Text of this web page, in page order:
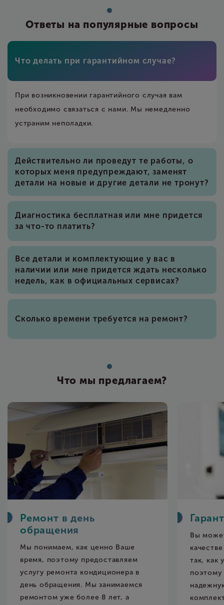
Ответы на популярные вопросы
Что делать при гарантийном случае?
При возникновении гарантийного случая вам
необходимо связаться с нами. Мы немедленно
устраним неполадки.
Действительно ли проведут те работы, о
которых меня предупреждают, заменят
детали на новые и другие детали не тронут?
Диагностика бесплатная или мне придется
за что-то платить?
Все детали и комплектующие у вас в
наличии или мне придется ждать несколько
недель, как в официальных сервисах?
Сколько времени требуется на ремонт?
Что мы предлагаем?
Ваше
в
занимаемся
8 лет, а
Гарантия до двух лет
Вы можете быть уверены в
качестве наших работ и запчастей
так, как уверены в них мы.
поэтому мы предоставляем
надежную гарантию на работу и
комплектующие до двух лет в